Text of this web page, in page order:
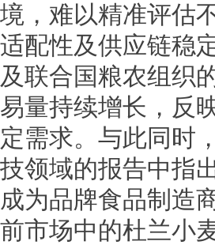
境，难以精准评估
适配性及供应链稳
及联合国粮农组织
易量持续增长，反
定需求。与此同时
技领域的报告中指
成为品牌食品制造
前市场中的杜兰小